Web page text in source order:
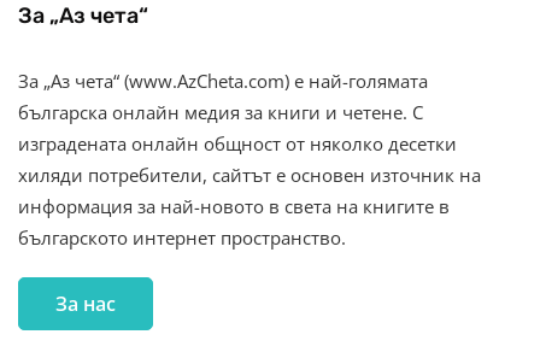
За „Аз чета“
За „Аз чета“ (www.AzCheta.com) е най-голямата
българска онлайн медия за книги и четене. С
изградената онлайн общност от няколко десетки
хиляди потребители, сайтът е основен източник на
информация за най-новото в света на книгите в
българското интернет пространство.
За нас